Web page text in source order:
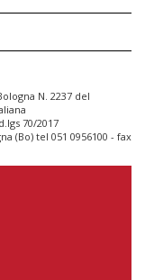
N. 2237 del
70/2017
(Bo) tel 051 0956100 - fax